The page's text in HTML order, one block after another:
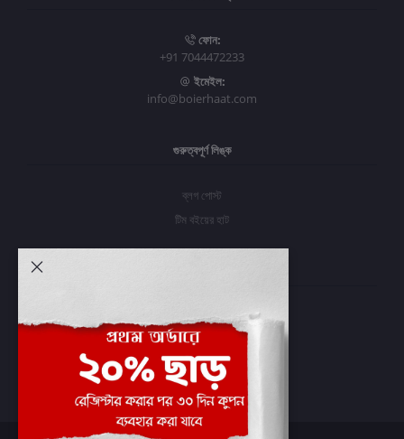
ফোন:
+91 7044472233
ইমেইল:
info@boierhaat.com
গুরুত্বপূর্ণ লিঙ্ক
ব্লগ পোস্ট
টিম বইয়ের হাট
প্রবেশ করুন
অর্ডার ইতিহাস
আমার ইচ্ছাগুলি
অর্ডার ট্র্যাকিং